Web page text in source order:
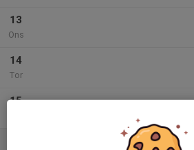
13
Ons
14
Tor
15